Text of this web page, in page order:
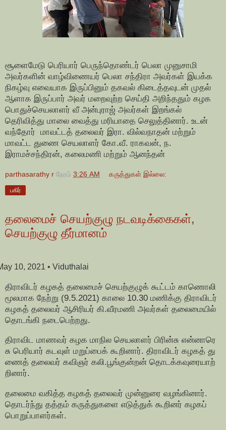
சூளைமேடு பெரியார் பெருந்தொண்டர் பெலா முனுசாமி
அவர்களின் வாழ்விணையர் பெலா சந்திரா அவர்கள் இயக்க
நிகழ்வு எவையாக இருப்பினும் தகவல் கிடைத்தவுடன் முதல்
ஆளாக இருப்பார் அவர் மறைவுற்ற செய்தி அறிந்ததும் கழக
பொதுச்செயலாளர் வீ அன்புராஜ் அவர்கள் இறங்கல்
தெரிவித்து மாலை வைத்து மரியாதை செலுத்தினார். உடன்
வந்தோர் மாவட்டத் தலைவர் இரா. வில்வநாதன் மற்றும்
மாவட்ட துணை செயலாளர் கோ.வீ. ராகவன், ந.
இராமச்சந்திரன், கலைமணி மற்றும் ஆனந்தன்
parthasarathy r நேரம் 3:26 AM கருத்துகள் இல்லை:
பகிர்
தலைமைச் செயற்குழு நடவடிக்கைகள்,
செயற்குழு தீர்மானம்
10, 2021• Viduthalai
திராவிடர் கழகத் தலைமைச் செயற்குழுக் கூட்டம் காணொலி
மூலமாக நேற்று (9.5.2021) காலை 10.30 மணிக்கு திராவிடர்
கழகத் தலைவர் ஆசிரியர் கி.வீரமணி அவர்கள் தலைமையில்
தொடங்கி நடைபெற்றது.
திராவிட மாணவர் கழக மாநில செயலாளர் பிரின்சு என்னாரெ
சு பெரியார் கடவுள் மறுப்பைக் கூறினார். திராவிடர் கழகத் து
ணைத் தலைவர் கவிஞர் கலி.பூங்குன்றன் தொடக்கவுரையாற்
றினார்.
தலைமை வகித்த கழகத் தலைவர் முன்னுரை வழங்கினார்.
தொடர்ந்து தத்தம் கருத்துகளை எடுத்துக் கூறினர் கழகப்
பொறுப்பாளர்கள்.